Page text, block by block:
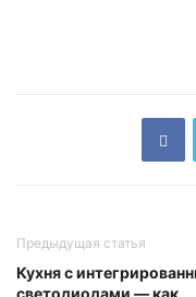
Предыдущая статья
Кухня с